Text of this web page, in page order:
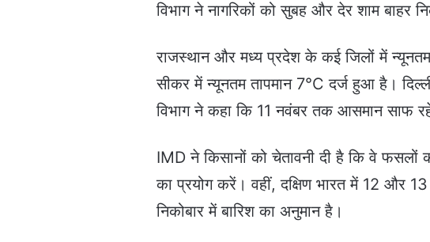
विभाग ने नागरिकों को सुबह और देर शाम बाहर
राजस्थान और मध्य प्रदेश के कई जिलों में न्यूनतम
सीकर में न्यूनतम तापमान 7°C दर्ज हुआ है।
विभाग ने कहा कि 11 नवंबर तक आसमान साफ
IMD ने किसानों को चेतावनी दी है कि वे
का प्रयोग करें। वहीं, दक्षिण भारत में 12 और
निकोबार में बारिश का अनुमान है।